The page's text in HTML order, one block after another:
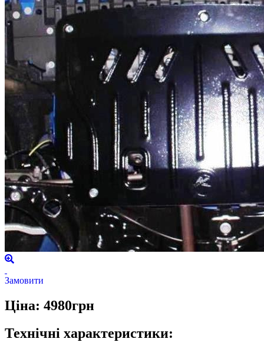
Замовити
Ціна: 4980грн
Технічні характеристики: